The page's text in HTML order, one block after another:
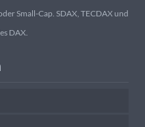
Small-Cap. SDAX, TECDAX und
DAX.